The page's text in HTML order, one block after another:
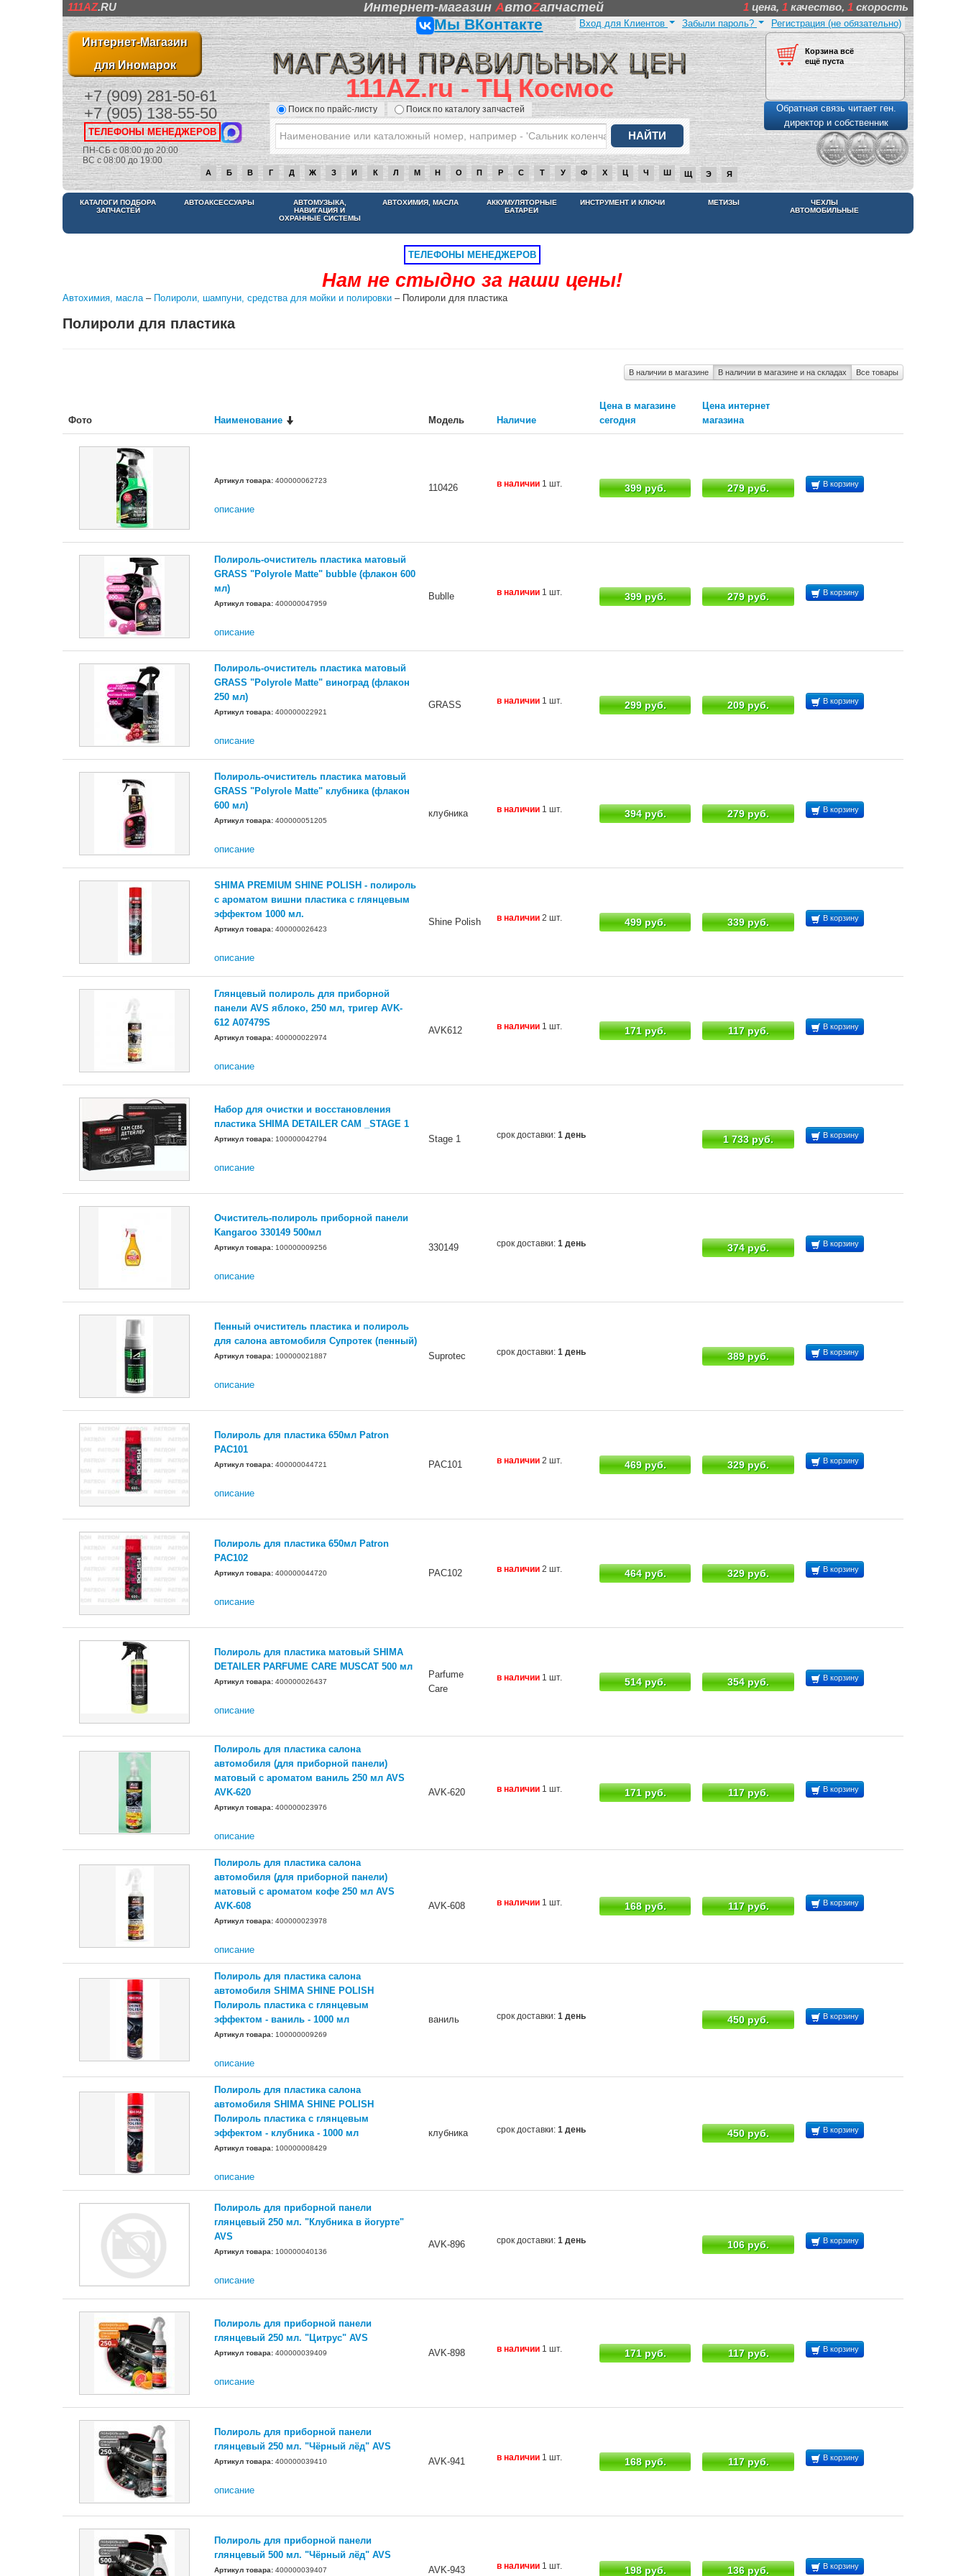
111AZ.RU Интернет-магазинAвтоZапчастей 1 цена, 1 качество, 1 скорость
Интернет-Магазин
для Иномарок
+7 (909) 281-50-61
+7 (905) 138-55-50
ТЕЛЕФОНЫ МЕНЕДЖЕРОВ
ПН-СБ с 08:00 до 20:00
ВС с 08:00 до 19:00
Мы ВКонтакте
111AZ.ru - ТЦ Космос
Поиск по прайс-листу Поиск по каталогу запчастей
Регистрация (не обязательно)
Забыли пароль?
Вход для Клиентов
Корзина всё
ещё пуста
Обратная связь читает ген.
директор и собственник
А Б В Г Д Ж З И К Л М Н О П Р С Т У Ф Х Ц Ч Ш Щ Э Я
НАМ НЕ СТЫДНО ЗА НАШИ ЦЕНЫ
КАТАЛОГИ ПОДБОРА
ЗАПЧАСТЕЙ
АВТОАКСЕССУАРЫ
АВТОМУЗЫКА,
НАВИГАЦИЯ И
ОХРАННЫЕ СИСТЕМЫ
АВТОХИМИЯ, МАСЛА
АККУМУЛЯТОРНЫЕ
БАТАРЕИ
ИНСТРУМЕНТ И КЛЮЧИ МЕТИЗЫ
ЧЕХЛЫ
АВТОМОБИЛЬНЫЕ
ТЕЛЕФОНЫ МЕНЕДЖЕРОВ
Нам не стыдно за наши цены!
Автохимия, масла– Полироли, шампуни, средства для мойки и полировки – Полироли для пластика
Полироли для пластика
В наличии в магазине В наличии в магазине и на складах Все товары
Фото Наименование Модель Наличие
Цена в магазине
сегодня
Цена интернет
магазина
Артикул товара: 400000062723
описание
110426 в наличии 1 шт. 399 руб. 279 руб. В корзину
Полироль-очиститель пластика матовый
GRASS "Polyrole Matte" bubble (флакон 600
мл)
Артикул товара: 400000047959
описание
Bublle в наличии 1 шт. 399 руб. 279 руб. В корзину
Полироль-очиститель пластика матовый
GRASS "Polyrole Matte" виноград (флакон
250 мл)
Артикул товара: 400000022921
описание
GRASS в наличии 1 шт. 299 руб. 209 руб. В корзину
Полироль-очиститель пластика матовый
GRASS "Polyrole Matte" клубника (флакон
600 мл)
Артикул товара: 400000051205
описание
клубника в наличии 1 шт. 394 руб. 279 руб. В корзину
SHIMA PREMIUM SHINE POLISH - полироль
с ароматом вишни пластика с глянцевым
эффектом 1000 мл.
Артикул товара: 400000026423
описание
Shine Polish в наличии 2 шт. 499 руб. 339 руб. В корзину
Глянцевый полироль для приборной
панели AVS яблоко, 250 мл, тригер AVK-
612 A07479S
Артикул товара: 400000022974
описание
AVK612 в наличии 1 шт. 171 руб. 117 руб. В корзину
Набор для очистки и восстановления
пластика SHIMA DETAILER САМ _STAGE 1
Артикул товара: 100000042794
описание
Stage 1 срок доставки: 1 день 1 733 руб. В корзину
Очиститель-полироль приборной панели
Kangaroo 330149 500мл
Артикул товара: 100000009256
описание
330149 срок доставки: 1 день 374 руб. В корзину
Пенный очиститель пластика и полироль
для салона автомобиля Супротек (пенный)
Артикул товара: 100000021887
описание
Suprotec срок доставки: 1 день 389 руб. В корзину
Полироль для пластика 650мл Patron
PAC101
Артикул товара: 400000044721
описание
PAC101 в наличии 2 шт. 469 руб. 329 руб. В корзину
Полироль для пластика 650мл Patron
PAC102
Артикул товара: 400000044720
описание
PAC102 в наличии 2 шт. 464 руб. 329 руб. В корзину
Полироль для пластика матовый SHIMA
DETAILER PARFUME CARE MUSCAT 500 мл
Артикул товара: 400000026437
описание
Parfume
Care
в наличии 1 шт. 514 руб. 354 руб. В корзину
Полироль для пластика салона
автомобиля (для приборной панели)
матовый с ароматом ваниль 250 мл AVS
AVK-620
Артикул товара: 400000023976
описание
AVK-620 в наличии 1 шт. 171 руб. 117 руб. В корзину
Полироль для пластика салона
автомобиля (для приборной панели)
матовый с ароматом кофе 250 мл AVS
AVK-608
Артикул товара: 400000023978
описание
AVK-608 в наличии 1 шт. 168 руб. 117 руб. В корзину
Полироль для пластика салона
автомобиля SHIMA SHINE POLISH
Полироль пластика с глянцевым
эффектом - ваниль - 1000 мл
Артикул товара: 100000009269
описание
ваниль срок доставки: 1 день 450 руб. В корзину
Полироль для пластика салона
автомобиля SHIMA SHINE POLISH
Полироль пластика с глянцевым
эффектом - клубника - 1000 мл
Артикул товара: 100000008429
описание
клубника срок доставки: 1 день 450 руб. В корзину
Полироль для приборной панели
глянцевый 250 мл. "Клубника в йогурте"
AVS
Артикул товара: 100000040136
описание
AVK-896 срок доставки: 1 день 106 руб. В корзину
Полироль для приборной панели
глянцевый 250 мл. "Цитрус" AVS
Артикул товара: 400000039409
описание
AVK-898 в наличии 1 шт. 171 руб. 117 руб. В корзину
Полироль для приборной панели
глянцевый 250 мл. "Чёрный лёд" AVS
Артикул товара: 400000039410
описание
AVK-941 в наличии 1 шт. 168 руб. 117 руб. В корзину
Полироль для приборной панели
глянцевый 500 мл. "Чёрный лёд" AVS
Артикул товара: 400000039407 AVK-943 в наличии 1 шт. 198 руб. 136 руб. В корзину